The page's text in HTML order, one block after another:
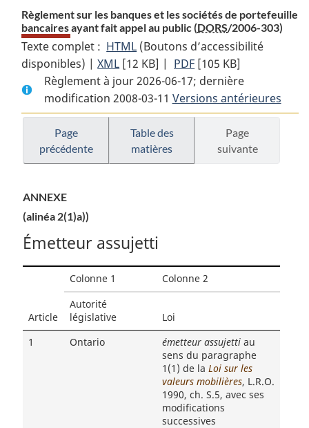
Règlement sur les banques et les sociétés de portefeuille
bancaires ayant fait appel au public (DORS/2006-303)
Texte complet : HTML Texte
complet
:
Règlement
sur
les
banques
et
portefeuille
bancaires
ayant
fait
public
(Boutons d’accessibilité
disponibles) |XML Texte
complet
:
Règlement
sur
les
banques
de
portefeuille
bancaires
ayant
[12 KB] | PDF Texte
complet
:
Règlement
bancaires
ayant
au
public
[105 KB]
Règlement à jour 2026-06-17; dernière
modification 2008-03-11 Versions antérieures
Page
précédente
Table des
matières
Page
suivante
ANNEXE
(alinéa 2(1)a))
Émetteur assujetti
Article
Colonne 1 Colonne 2
Autorité
législative
Loi
1
Ontario émetteur assujetti au
sens du paragraphe
1(1) de la Loi sur les
valeurs mobilières, L.R.O.
1990, ch. S.5, avec ses
modifications
successives